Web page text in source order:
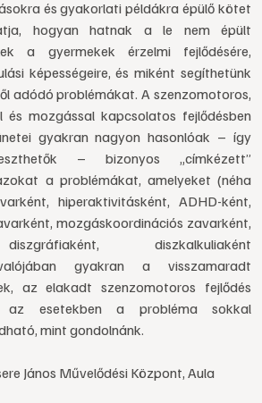
és gyakorlati példákra épülő kötet
hogyan hatnak a le nem épült
a gyermekek érzelmi fejlődésére,
képességeire, és miként segíthetünk
adódó problémákat. A szenzomotoros,
és mozgással kapcsolatos fejlődésben
gyakran nagyon hasonlóak – így
– bizonyos „címkézett”
a problémákat, amelyeket (néha
hiperaktivitásként, ADHD-ként,
mozgáskoordinációs zavarként,
diszkalkuliaként
gyakran a visszamaradt
az elakadt szenzomotoros fejlődés
az esetekben a probléma sokkal
mint gondolnánk.
János Művelődési Központ, Aula